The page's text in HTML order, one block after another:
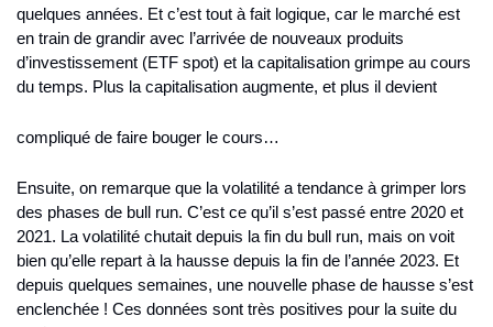
quelques années. Et c’est tout à fait logique, car le marché est
en train de grandir avec l’arrivée de nouveaux produits
d’investissement (ETF spot) et la capitalisation grimpe au cours
du temps. Plus la capitalisation augmente, et plus il devient
compliqué de faire bouger le cours…
Ensuite, on remarque que la volatilité a tendance à grimper lors
des phases de bull run. C’est ce qu’il s’est passé entre 2020 et
2021. La volatilité chutait depuis la fin du bull run, mais on voit
bien qu’elle repart à la hausse depuis la fin de l’année 2023. Et
depuis quelques semaines, une nouvelle phase de hausse s’est
enclenchée ! Ces données sont très positives pour la suite du